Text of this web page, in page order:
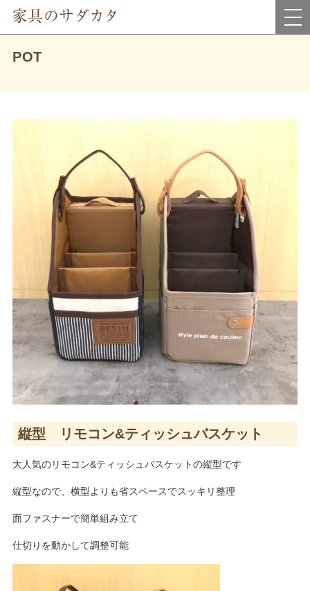
岡山県真庭市にあるインテリア家具・雑貨＆アウトレット家具のお店です。
POT
縦型 リモコン&ティッシュバスケット
大人気のリモコン&ティッシュバスケットの縦型です
縦型なので、横型よりも省スペースでスッキリ整理
面ファスナーで簡単組み立て
仕切りを動かして調整可能